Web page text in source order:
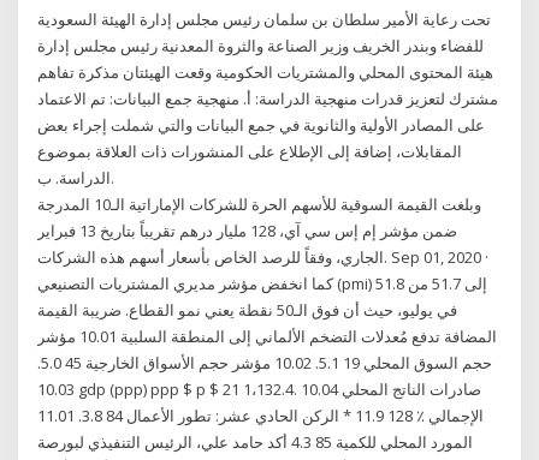
تحت رعاية الأمير سلطان بن سلمان رئيس مجلس إدارة الهيئة السعودية
للفضاء وبندر الخريف وزير الصناعة والثروة المعدنية رئيس مجلس إدارة
هيئة المحتوى المحلي والمشتريات الحكومية وقعت الهيئتان مذكرة تفاهم
مشترك لتعزيز قدرات منهجية الدراسة: أ. منهجية جمع البيانات: تم الاعتماد
على المصادر الأولية والثانوية في جمع البيانات والتي شملت إجراء بعض
المقابلات، إضافة إلى الإطلاع على المنشورات ذات العلاقة بموضوع
الدراسة. ب.
وبلغت القيمة السوقية للأسهم الحرة للشركات الإماراتية الـ10 المدرجة
ضمن مؤشر إم إس سي آي، 128 مليار درهم تقريباً بتاريخ 13 فبراير
الجاري، وفقاً للرصد الخاص بأسعار أسهم هذه الشركات. Sep 01, 2020 ·
كما انخفض مؤشر مديري المشتريات التصنيعي (pmi) إلى 51.7 من 51.8
في يوليو، حيث أن فوق الـ50 نقطة يعني نمو القطاع. ضريبة القيمة
المضافة تدفع مُعدلات التضخم الألماني إلى المنطقة السلبية 10.01 مؤشر
حجم السوق المحلي 19 5.1. 10.02 مؤشر حجم الأسواق الخارجية 45 5.0.
10.03 gdp (ppp) ppp $ p $ 21 1،132.4. 10.04 صادرات الناتج المحلي
الإجمالي ٪ 128 11.9 * الركن الحادي عشر: تطور الأعمال 84 3.8. 11.01
المورد المحلي للكمية 85 4.3 أكد حامد علي، الرئيس التنفيذي لبورصة